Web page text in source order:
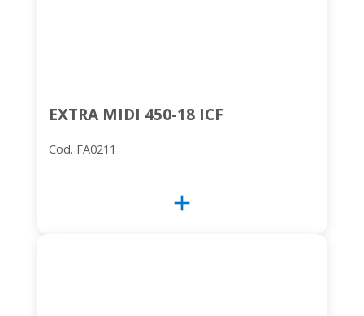
EXTRA MIDI 450-18 ICF
Cod. FA0211
add